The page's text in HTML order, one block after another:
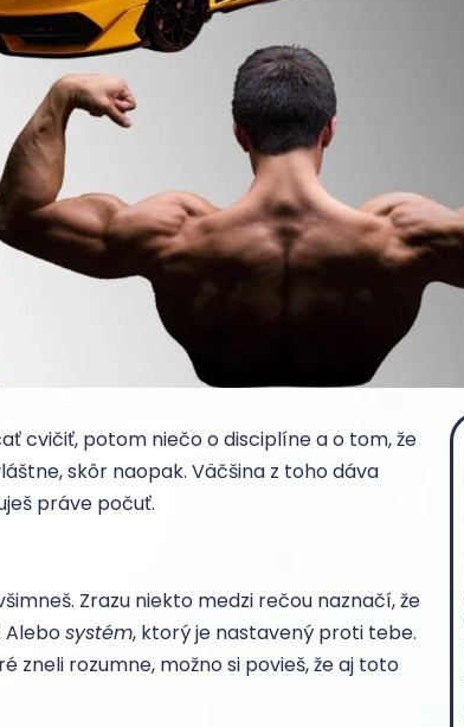
cvičiť, potom niečo o disciplíne a o tom, že
skôr naopak. Väčšina z toho dáva
práve počuť.
Zrazu niekto medzi rečou naznačí, že
Alebosystém, ktorý je nastavený proti tebe.
rozumne, možno si povieš, že aj toto